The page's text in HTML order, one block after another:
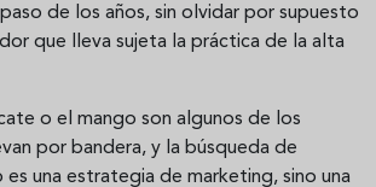
de los años, sin olvidar por supuesto
que lleva sujeta la práctica de la alta
o el mango son algunos de los
por bandera, y la búsqueda de
una estrategia de marketing, sino una